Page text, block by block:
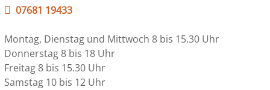
07681 19433
Montag, Dienstag und Mittwoch 8 bis 15.30 Uhr
Donnerstag 8 bis 18 Uhr
Freitag 8 bis 15.30 Uhr
Samstag 10 bis 12 Uhr